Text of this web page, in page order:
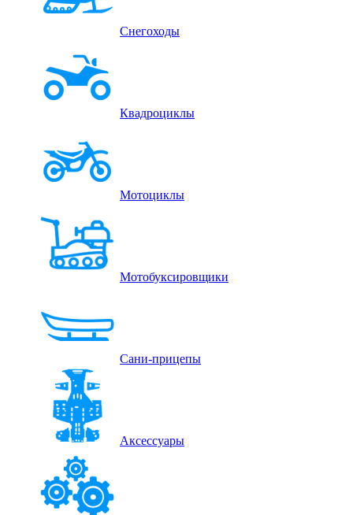
Снегоходы
Квадроциклы
Мотоциклы
Мотобуксировщики
Сани-прицепы
Аксессуары